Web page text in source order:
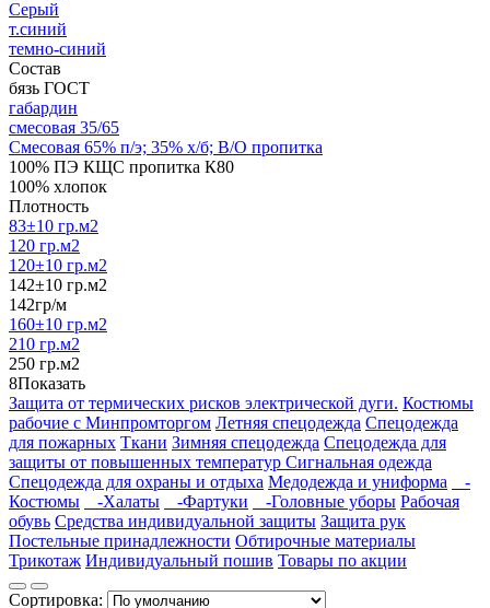
Серый
т.синий
темно-синий
Состав
бязь ГОСТ
габардин
смесовая 35/65
Смесовая 65% п/э; 35% х/б; В/О пропитка
100% ПЭ КЩС пропитка К80
100% хлопок
Плотность
83±10 гр.м2
120 гр.м2
120±10 гр.м2
142±10 гр.м2
142гр/м
160±10 гр.м2
210 гр.м2
250 гр.м2
8Показать
Защита от термических рисков электрической дуги. Костюмы
рабочие с Минпромторгом Летняя спецодежда Спецодежда
для пожарных Ткани Зимняя спецодежда Спецодежда для
защиты от повышенных температур Сигнальная одежда
Спецодежда для охраны и отдыха Медодежда и униформа
-
Костюмы
-Халаты -Фартуки -Головные уборы Рабочая
обувь Средства индивидуальной защиты Защита рук
Постельные принадлежности Обтирочные материалы
Трикотаж Индивидуальный пошив Товары по акции
Сортировка: